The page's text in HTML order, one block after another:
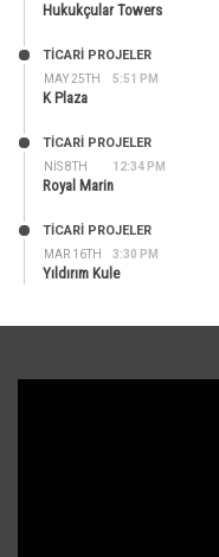
Hukukçular Towers
MAY 25TH 5:51 PM
TİCARİ PROJELER
K Plaza
NIS 8TH 12:34 PM
TİCARİ PROJELER
Royal Marin
MAR 16TH 3:30 PM
TİCARİ PROJELER
Yıldırım Kule